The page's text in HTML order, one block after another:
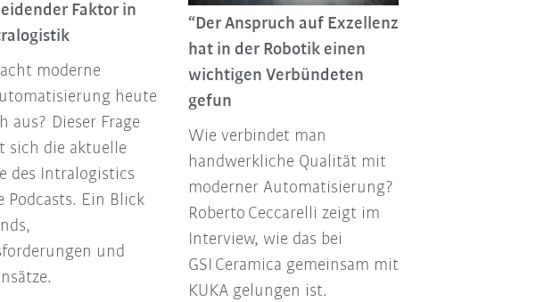
Faktor in
moderne
heute
aus? Dieser Frage
sich die aktuelle
des Intralogistics
Podcasts. Ein Blick
und
“Der Anspruch auf Exzellenz
hat in der Robotik einen
wichtigen Verbündeten
gefun
Wie verbindet man
handwerkliche Qualität mit
moderner Automatisierung?
Roberto Ceccarelli zeigt im
Interview, wie das bei
GSI Ceramica gemeinsam mit
KUKA gelungen ist.